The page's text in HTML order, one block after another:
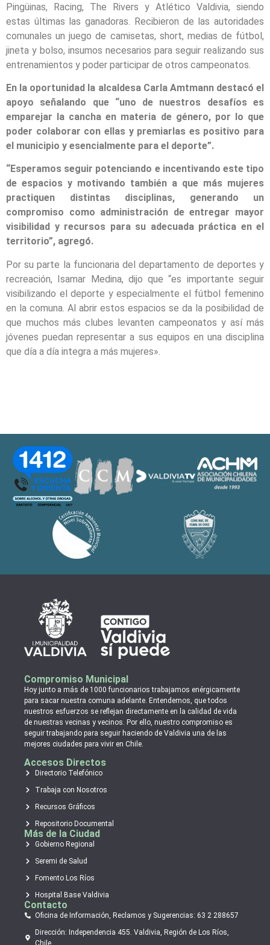
Pingüinas, Racing, The Rivers y Atlético Valdivia, siendo
estas últimas las ganadoras. Recibieron de las autoridades
comunales un juego de camisetas, short, medias de fútbol,
jineta y bolso, insumos necesarios para seguir realizando sus
entrenamientos y poder participar de otros campeonatos.
En la oportunidad la alcaldesa Carla Amtmann destacó el
apoyo señalando que “uno de nuestros desafíos es
emparejar la cancha en materia de género, por lo que
poder colaborar con ellas y premiarlas es positivo para
el municipio y esencialmente para el deporte”.
“Esperamos seguir potenciando e incentivando este tipo
de espacios y motivando también a que más mujeres
practiquen distintas disciplinas, generando un
compromiso como administración de entregar mayor
visibilidad y recursos para su adecuada práctica en el
territorio”, agregó.
Por su parte la funcionaria del departamento de deportes y
recreación, Isamar Medina, dijo que “es importante seguir
visibilizando el deporte y especialmente el fútbol femenino
en la comuna. Al abrir estos espacios se da la posibilidad de
que muchos más clubes levanten campeonatos y así más
jóvenes puedan representar a sus equipos en una disciplina
que día a día integra a más mujeres».
Compromiso Municipal
Hoy junto a más de 1000 funcionarios trabajamos enérgicamente
para sacar nuestra comuna adelante. Entendemos, que todos
nuestros esfuerzos se reflejan directamente en la calidad de vida
de nuestras vecinas y vecinos. Por ello, nuestro compromiso es
seguir trabajando para seguir haciendo de Valdivia una de las
mejores ciudades para vivir en Chile.
Accesos Directos
Directorio Telefónico
Trabaja con Nosotros
Recursos Gráficos
Repositorio Documental
Más de la Ciudad
Gobierno Regional
Seremi de Salud
Fomento Los Ríos
Hospital Base Valdivia
Contacto
Oficina de Información, Reclamos y Sugerencias: 63 2 288657
Dirección: Independencia 455. Valdivia, Región de Los Ríos,